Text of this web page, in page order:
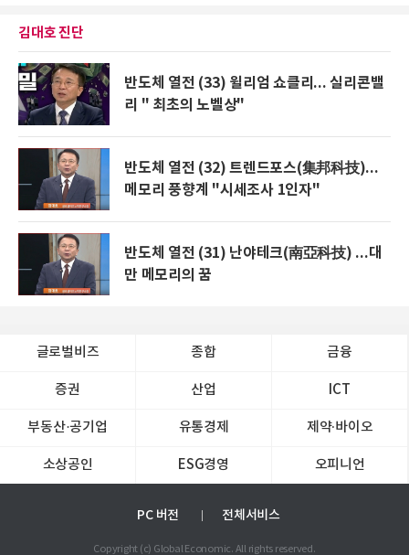
김대호 진단
반도체 열전 (33) 윌리엄 쇼클리... 실리콘밸
리 " 최초의 노벨상"
반도체 열전 (32) 트렌드포스(集邦科技)...
메모리 풍향계 "시세조사 1인자"
반도체 열전 (31) 난야테크(南亞科技) ...대
만 메모리의 꿈
글로벌비즈 종합 금융
증권 산업 ICT
부동산·공기업 유통경제 제약∙바이오
소상공인 ESG경영 오피니언
PC 버전 전체서비스
Copyright (c) Global Economic. All rights reserved.